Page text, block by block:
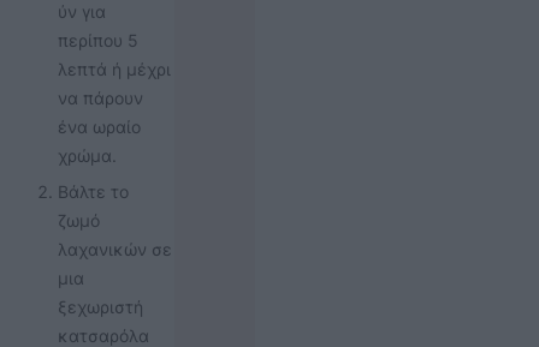
ύν για
περίπου 5
λεπτά ή μέχρι
να πάρουν
ένα ωραίο
χρώμα.
Βάλτε το
ζωμό
λαχανικών σε
μια
ξεχωριστή
κατσαρόλα